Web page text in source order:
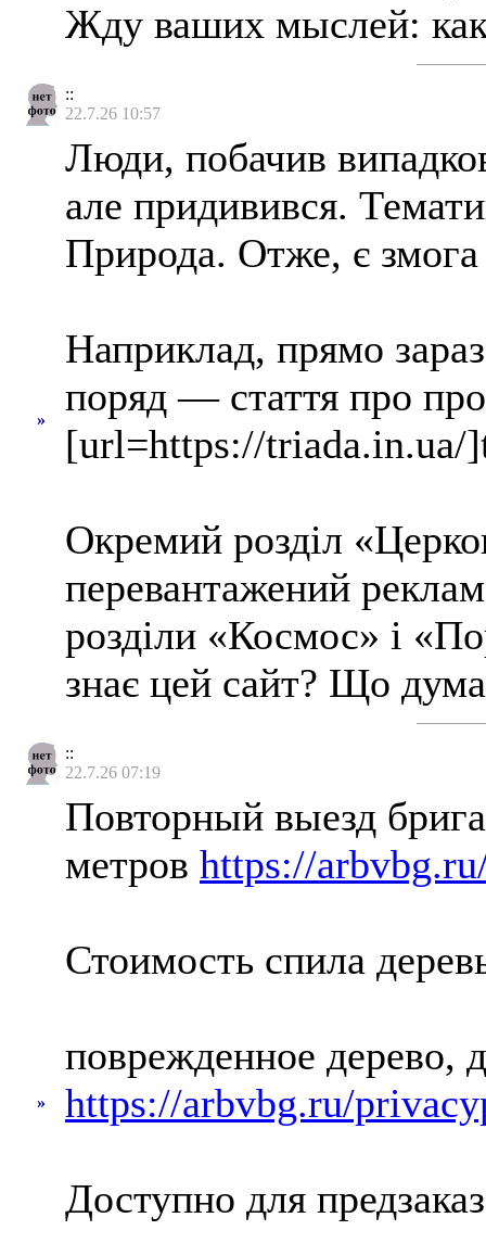
Жду ваших мыслей: как
::
22.7.26 10:57
»
Люди, побачив
але придивився.
Природа. Отже, є
Наприклад, прямо
поряд — стаття про
[url=https://
Окремий розділ
перевантажений
розділи «Космос» і
знає цей сайт? Що
::
22.7.26 07:19
»
Повторный выезд
метров https://
Стоимость спила
поврежденное дерево,
https://arbvbg.ru/
Доступно для